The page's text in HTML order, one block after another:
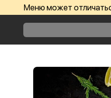
Меню может